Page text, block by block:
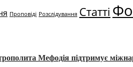
Проповіді Розслідування Статті
Мефодія підтримує